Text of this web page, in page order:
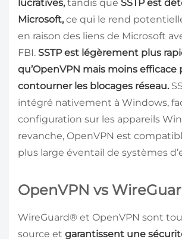
lucratives, tandis que SSTP est
Microsoft, ce qui le rend
en raison des liens de Microsoft
FBI. SSTP est légèrement plus
qu’OpenVPN mais moins efficace
contourner les blocages réseau.
intégré nativement à Windows,
configuration sur les appareils
revanche, OpenVPN est
plus large éventail de systèmes
OpenVPN vs
WireGuard® et OpenVPN sont
source et garantissent une